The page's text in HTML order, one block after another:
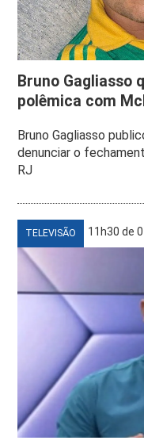
Bruno Gagliasso
polêmica com
Bruno Gagliasso
denunciar o
RJ
TELEVISÃO 11h30 de